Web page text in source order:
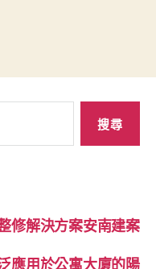
修解決方案安南建案
應用於公寓大廈的陽